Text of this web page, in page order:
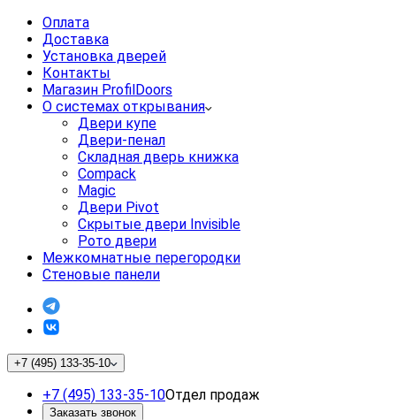
Оплата
Доставка
Установка дверей
Контакты
Магазин ProfilDoors
О системах открывания
Двери купе
Двери-пенал
Складная дверь книжка
Compack
Magic
Двери Pivot
Скрытые двери Invisible
Рото двери
Межкомнатные перегородки
Стеновые панели
+7 (495) 133-35-10
+7 (495) 133-35-10Отдел продаж
Заказать звонок